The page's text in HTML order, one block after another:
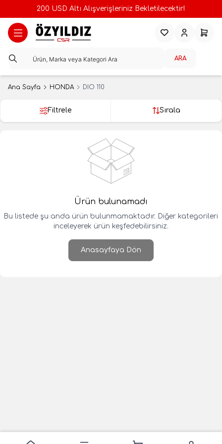
200 USD Altı Alışverişleriniz Bekletilecektir!
ARA
FavorilerimHesabım
Ana Sayfa HONDA DIO 110
Filtrele Sırala
Ürün bulunamadı
Bu listede şu anda ürün bulunmamaktadır. Diğer kategorileri
inceleyerek ürün keşfedebilirsiniz.
Anasayfaya Dön